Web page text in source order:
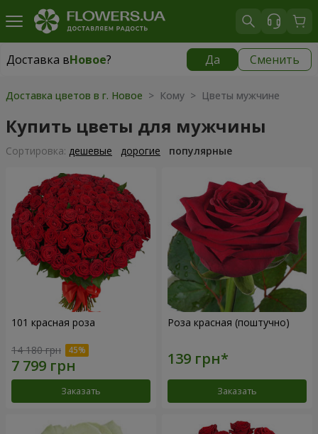
Доставка вНовое? Да Сменить
Доставка вНовое|
Доставка цветов в г. Новое > Кому > Цветы мужчине
Купить цветы для мужчины
Cортировка: дешевые дорогие популярные
101 красная роза
14 180 грн
Заказать
Роза красная (поштучно)
Заказать